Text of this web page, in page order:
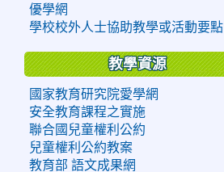
優學網
學校校外人士協助教學或活動要點
教學資源
國家教育研究院愛學網
安全教育課程之實施
聯合國兒童權利公約
兒童權利公約教案
教育部 語文成果網